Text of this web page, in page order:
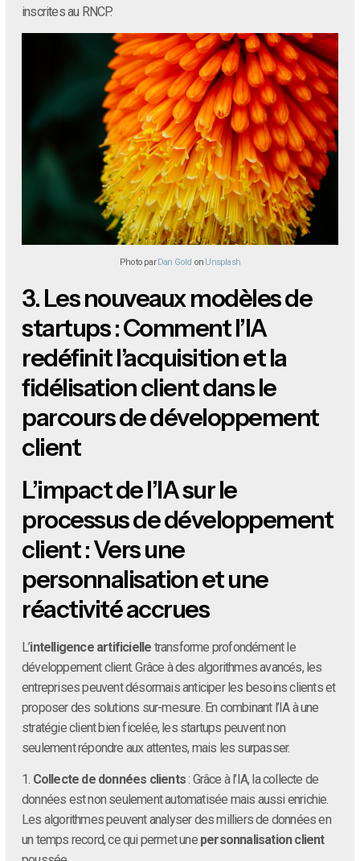
inscrites au RNCP.
Photo parDan Gold on Unsplash
3.Les nouveaux modèles de
startups : Comment l’IA
redéfinit l’acquisition et la
fidélisation client dans le
parcours de développement
client
L’impact de l’IA sur le
processus de développement
client : Vers une
personnalisation et une
réactivité accrues
L’intelligence artificielle transforme profondément le
développement client. Grâce à des algorithmes avancés, les
entreprises peuvent désormais anticiper les besoins clients et
proposer des solutions sur-mesure. En combinant l’IA à une
stratégie client bien ficelée, les startups peuvent non
seulement répondre aux attentes, mais les surpasser.
1. Collecte de données clients: Grâce à l’IA, la collecte de
données est non seulement automatisée mais aussi enrichie.
Les algorithmes peuvent analyser des milliers de données en
un temps record, ce qui permet une personnalisation client